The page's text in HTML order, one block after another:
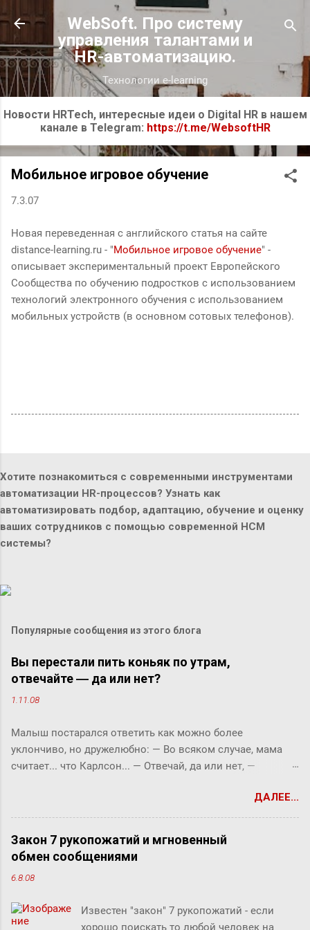
К основному контенту
WebSoft. Про систему
управления талантами и
HR-автоматизацию.
Технологии e-learning
Новости HRTech, интересные идеи о Digital HR в нашем
канале в Telegram: https://t.me/WebsoftHR
Мобильное игровое обучение
7.3.07
Новая переведенная с английского статья на сайте
distance-learning.ru - "Мобильное игровое обучение" -
описывает экспериментальный проект Европейского
Сообщества по обучению подростков с использованием
технологий электронного обучения с использованием
мобильных устройств (в основном сотовых телефонов).
Хотите познакомиться с современными инструментами
автоматизации HR-процессов? Узнать как
автоматизировать подбор, адаптацию, обучение и оценку
ваших сотрудников с помощью современной HCM
системы?
Популярные сообщения из этого блога
Вы перестали пить коньяк по утрам,
отвечайте ― да или нет?
1.11.08
Малыш постарался ответить как можно более
уклончиво, но дружелюбно: ― Во всяком случае, мама
считает... что Карлсон... ― Отвечай, да или нет, ―
Карлсон должен у нас обедать? ― Во всяком случае, она
хотела... ― снова попытался уйти от прямого ответа
Малыш, но фрекен Бок прервала его жестким окриком: ―
Я сказала, отвечай ― да или нет! На простой вопрос
всегда можно ответить «да» или «нет», по-моему, это не
трудно. ― Представь себе, трудно, ― вмешался Карлсон.
убедишься. Вот, слушай! Ты перестала пить коньяк по
ДАЛЕЕ...
Закон 7 рукопожатий и мгновенный
обмен сообщениями
6.8.08
Известен "закон" 7 рукопожатий - если
хорошо поискать то любой человек на